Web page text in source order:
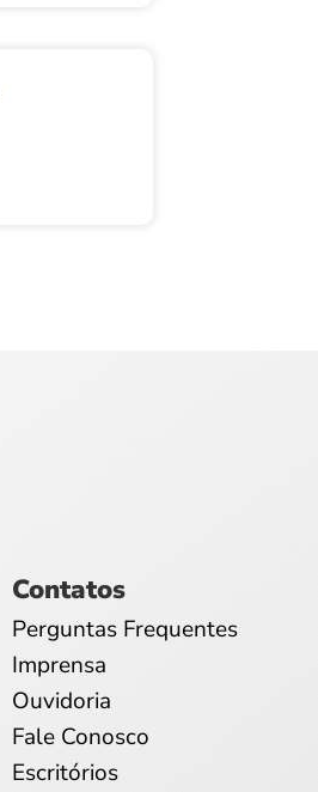
Contatos
Perguntas Frequentes
Imprensa
Ouvidoria
Fale Conosco
Escritórios